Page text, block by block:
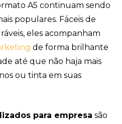
A5 continuam sendo
populares. Fáceis de
eles acompanham
de forma brilhante
até que não haja mais
ou tinta em suas
para empresa são